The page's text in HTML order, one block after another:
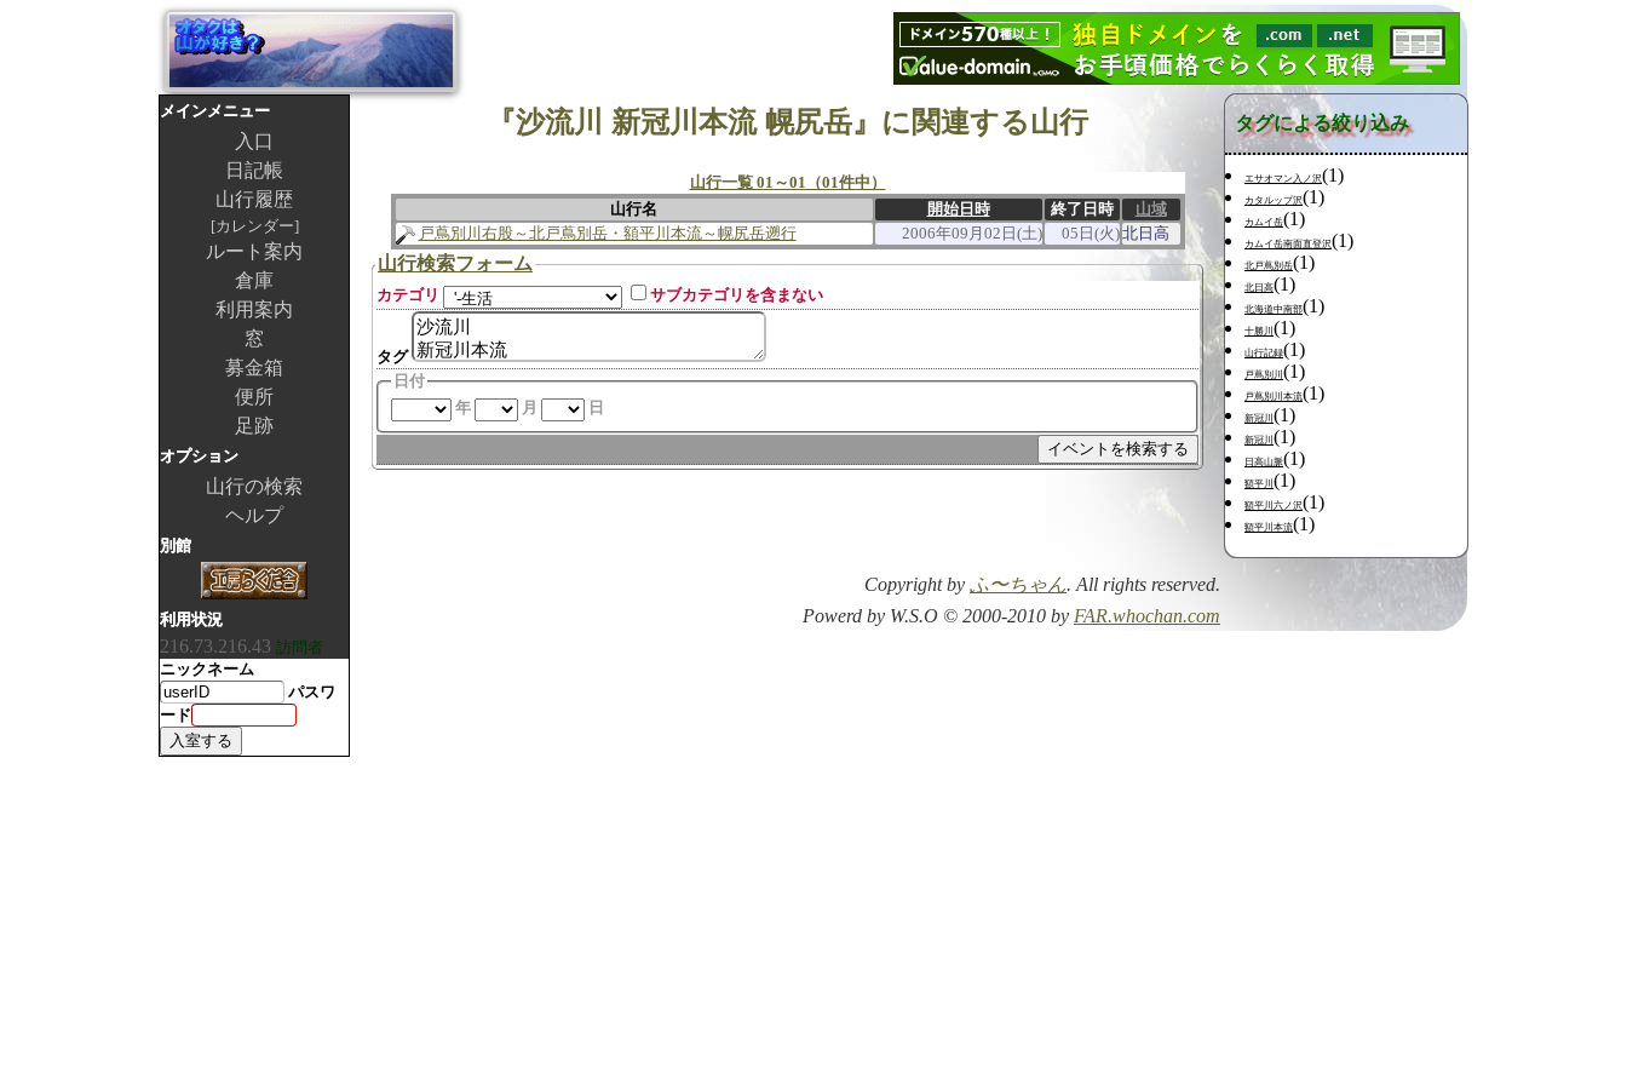
『沙流川 新冠川本流 幌尻岳』に関連する山行
山行一覧 01～01（01件中）
山行名
開始日時 終了日時
山域
戸蔦別川右股～北戸蔦別岳・額平川本流～幌尻岳遡行
2006年09月02日(土) 05日(火)北日高
山行検索フォーム
カテゴリ サブカテゴリを含まない
タグ
日付
年
月 日
タグによる絞り込み
エサオマン入ノ沢(1)
カタルップ沢(1)
カムイ岳(1)
カムイ岳南面直登沢(1)
北戸蔦別岳(1)
北日高(1)
北海道中南部(1)
十勝川 (1)
山行記録(1)
戸蔦別川 (1)
戸蔦別川本流(1)
新冠川 (1)
新冠川 (1)
日高山脈(1)
額平川 (1)
額平川六ノ沢(1)
額平川本流(1)
メインメニュー
入口
日記帳
山行履歴
カレンダー
ルート案内
倉庫
利用案内
窓
募金箱
便所
足跡
オプション
山行の検索
ヘルプ
別館
利用状況
216.73.216.43 訪問者
ニックネーム
パスワ
ード
Copyright by ふ〜ちゃん. All rights reserved.
Powerd by W.S.O © 2000-2010 by FAR.whochan.com